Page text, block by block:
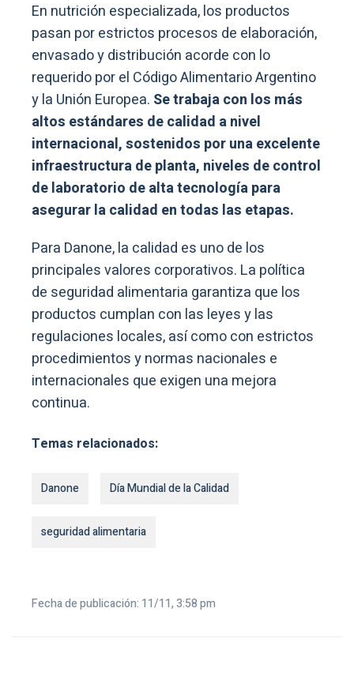
En nutrición especializada, los productos
pasan por estrictos procesos de elaboración,
envasado y distribución acorde con lo
requerido por el Código Alimentario Argentino
y la Unión Europea. Se trabaja con los más
altos estándares de calidad a nivel
internacional, sostenidos por una excelente
infraestructura de planta, niveles de control
de laboratorio de alta tecnología para
asegurar la calidad en todas las etapas.
Para Danone, la calidad es uno de los
principales valores corporativos. La política
de seguridad alimentaria garantiza que los
productos cumplan con las leyes y las
regulaciones locales, así como con estrictos
procedimientos y normas nacionales e
internacionales que exigen una mejora
continua.
Temas relacionados:
Danone Día Mundial de la Calidad
seguridad alimentaria
Fecha de publicación: 11/11, 3:58 pm